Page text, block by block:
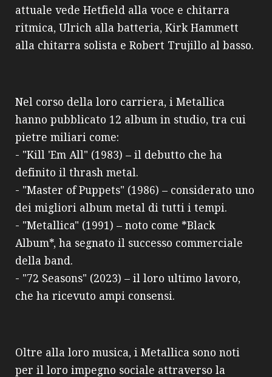
attuale vede Hetfield alla voce e chitarra
ritmica, Ulrich alla batteria, Kirk Hammett
alla chitarra solista e Robert Trujillo al basso.
Nel corso della loro carriera, i Metallica
hanno pubblicato 12 album in studio, tra cui
pietre miliari come:
- "Kill 'Em All" (1983) – il debutto che ha
definito il thrash metal.
- "Master of Puppets" (1986) – considerato uno
dei migliori album metal di tutti i tempi.
- "Metallica" (1991) – noto come *Black
Album*, ha segnato il successo commerciale
della band.
- "72 Seasons" (2023) – il loro ultimo lavoro,
che ha ricevuto ampi consensi.
Oltre alla loro musica, i Metallica sono noti
per il loro impegno sociale attraverso la